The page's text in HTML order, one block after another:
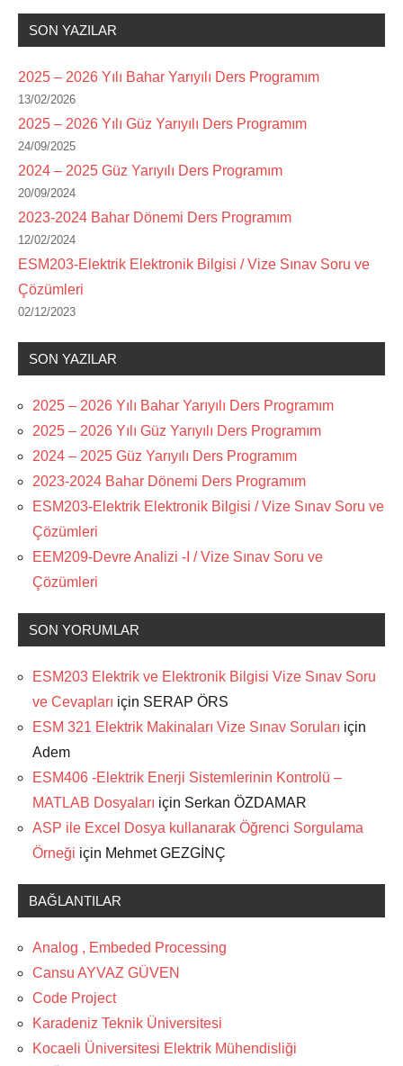
SON YAZILAR
2025 – 2026 Yılı Bahar Yarıyılı Ders Programım
13/02/2026
2025 – 2026 Yılı Güz Yarıyılı Ders Programım
24/09/2025
2024 – 2025 Güz Yarıyılı Ders Programım
20/09/2024
2023-2024 Bahar Dönemi Ders Programım
12/02/2024
ESM203-Elektrik Elektronik Bilgisi / Vize Sınav Soru ve
Çözümleri
02/12/2023
SON YAZILAR
2025 – 2026 Yılı Bahar Yarıyılı Ders Programım
2025 – 2026 Yılı Güz Yarıyılı Ders Programım
2024 – 2025 Güz Yarıyılı Ders Programım
2023-2024 Bahar Dönemi Ders Programım
ESM203-Elektrik Elektronik Bilgisi / Vize Sınav Soru ve
Çözümleri
EEM209-Devre Analizi -I / Vize Sınav Soru ve
Çözümleri
SON YORUMLAR
ESM203 Elektrik ve Elektronik Bilgisi Vize Sınav Soru
ve Cevapları için SERAP ÖRS
ESM 321 Elektrik Makinaları Vize Sınav Soruları için
Adem
ESM406 -Elektrik Enerji Sistemlerinin Kontrolü –
MATLAB Dosyaları için Serkan ÖZDAMAR
ASP ile Excel Dosya kullanarak Öğrenci Sorgulama
Örneği için Mehmet GEZGİNÇ
BAĞLANTILAR
Analog , Embeded Processing
Cansu AYVAZ GÜVEN
Code Project
Karadeniz Teknik Üniversitesi
Kocaeli Üniversitesi Elektrik Mühendisliği